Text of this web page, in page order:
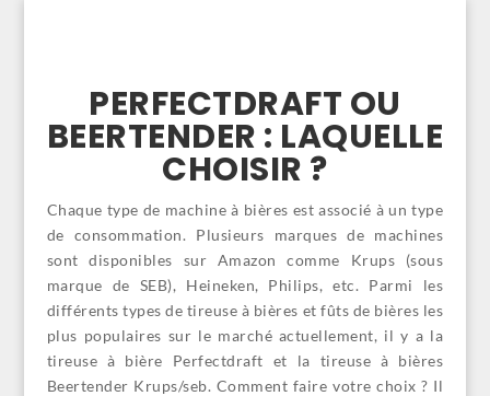
PERFECTDRAFT OU
BEERTENDER : LAQUELLE
CHOISIR ?
Chaque type de machine à bières est associé à un type
de consommation. Plusieurs marques de machines
sont disponibles sur Amazon comme Krups (sous
marque de SEB), Heineken, Philips, etc. Parmi les
différents types de tireuse à bières et fûts de bières les
plus populaires sur le marché actuellement, il y a la
tireuse à bière Perfectdraft et la tireuse à bières
Beertender Krups/seb. Comment faire votre choix ? Il